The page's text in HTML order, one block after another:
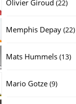
Olivier Giroud 22
Memphis Depay 2222
Mats Hummels 1313
Mario Gotze 99